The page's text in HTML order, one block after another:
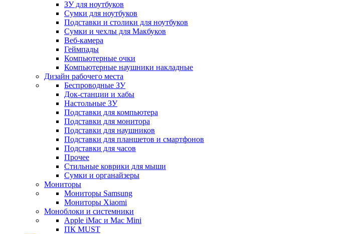
ЗУ для ноутбуков
Сумки для ноутбуков
Подставки и столики для ноутбуков
Сумки и чехлы для Макбуков
Веб-камера
Геймпады
Компьютерные очки
Компьютерные наушники накладные
Дизайн рабочего места
Беспроводные ЗУ
Док-станции и хабы
Настольные ЗУ
Подставки для компьютера
Подставки для монитора
Подставки для наушников
Подставки для планшетов и смартфонов
Подставки для часов
Прочее
Стильные коврики для мыши
Сумки и органайзеры
Мониторы
Мониторы Samsung
Мониторы Xiaomi
Моноблоки и системники
Apple iMac и Mac Mini
ПК MUST